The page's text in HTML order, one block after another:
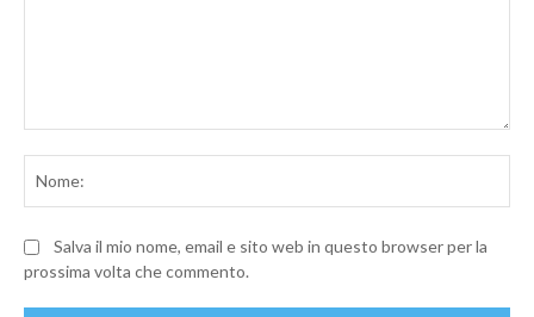
Salva il mio nome, email e sito web in questo browser per la
prossima volta che commento.